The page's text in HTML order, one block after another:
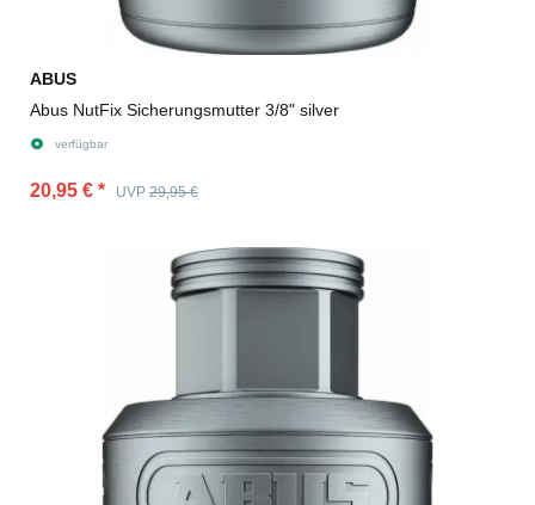
ABUS
Abus NutFix Sicherungsmutter 3/8" silver
verfügbar
20,95 € * UVP 29,95 €